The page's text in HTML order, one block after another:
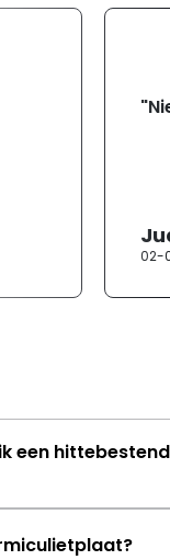
02-
een